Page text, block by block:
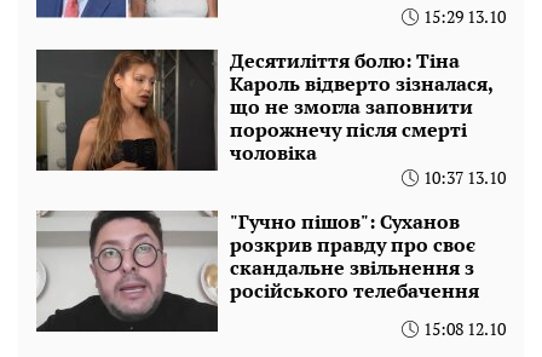
15:29 13.10
Десятиліття болю: Тіна
Кароль відверто зізналася,
що не змогла заповнити
порожнечу після смерті
чоловіка
10:37 13.10
"Гучно пішов": Суханов
розкрив правду про своє
скандальне звільнення з
російського телебачення
15:08 12.10